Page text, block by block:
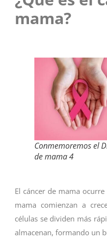
mama?
Conmemoremos el
de mama 4
El cáncer de mama
mama comienzan a
células se dividen más
almacenan, formando un